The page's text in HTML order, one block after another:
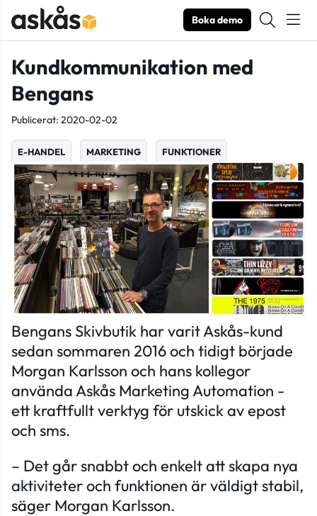
Boka demo
Kundkommunikation med
Bengans
Publicerat: 2020-02-02
E-HANDEL MARKETING FUNKTIONER
Bengans Skivbutik har varit Askås-kund
sedan sommaren 2016 och tidigt började
Morgan Karlsson och hans kollegor
använda Askås Marketing Automation -
ett kraftfullt verktyg för utskick av epost
och sms.
– Det går snabbt och enkelt att skapa nya
aktiviteter och funktionen är väldigt stabil,
säger Morgan Karlsson.